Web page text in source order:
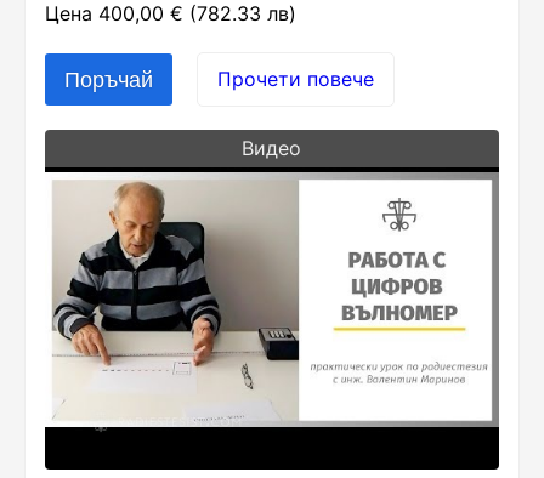
Цена 400,00 € (782.33 лв)
Прочети повече
Видео